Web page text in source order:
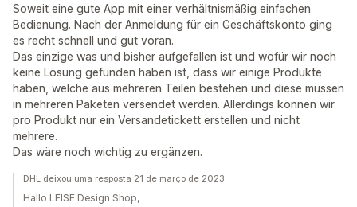
Soweit eine gute App mit einer verhältnismäßig einfachen
Bedienung. Nach der Anmeldung für ein Geschäftskonto ging
es recht schnell und gut voran.
Das einzige was und bisher aufgefallen ist und wofür wir noch
keine Lösung gefunden haben ist, dass wir einige Produkte
haben, welche aus mehreren Teilen bestehen und diese müssen
in mehreren Paketen versendet werden. Allerdings können wir
pro Produkt nur ein Versandetickett erstellen und nicht
mehrere.
Das wäre noch wichtig zu ergänzen.
DHL deixou uma resposta 21 de março de 2023
Hallo LEISE Design Shop,